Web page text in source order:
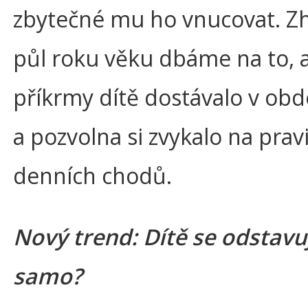
zbytečné mu ho vnucovat.
půl roku věku dbáme na to,
příkrmy dítě dostávalo v
a pozvolna si zvykalo na
denních chodů.
Nový trend: Dítě se
samo?